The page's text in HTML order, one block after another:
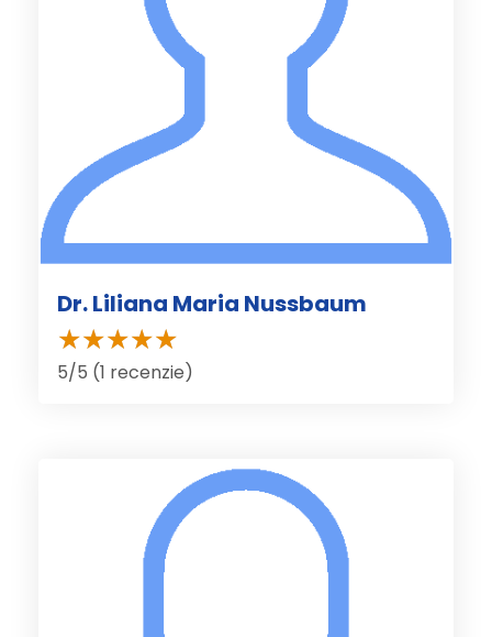
Dr. Liliana Maria Nussbaum
5/5 (1 recenzie)